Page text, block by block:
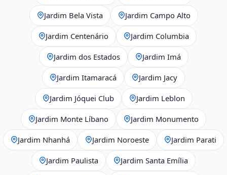
Jardim Bela Vista Jardim Campo Alto
Jardim Centenário Jardim Columbia
Jardim dos Estados Jardim Imá
Jardim Itamaracá Jardim Jacy
Jardim Jóquei Club Jardim Leblon
Jardim Monte Líbano Jardim Monumento
Jardim Nhanhá Jardim Noroeste Jardim Parati
Jardim Paulista Jardim Santa Emília